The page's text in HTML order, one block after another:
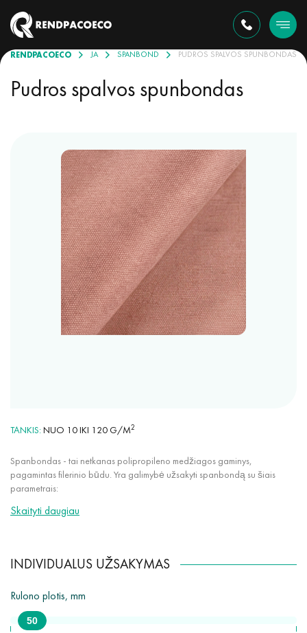
RENDPACOECOPRODUKCIJA SPANBOND PUDROS SPALVOS SPUNBONDAS
Pudros spalvos spunbondas
TANKIS NUO 10 IKI 120 G/M2
Spanbondas - tai netkanas polipropileno medžiagos gaminys,
pagamintas filerinio būdu. Yra galimybė užsakyti spanbondą su šiais
parametrais:
bet kokia spalva iš mūsų paletės (daugiau nei 30 spalvų);
audinio plotis nuo 50 mm iki 3200 mm;
Papildomai yra galimybė individualiai pjaustyti audinį nuo 50 mm iki 3200
mm.
Skaityti daugiau
INDIVIDUALUS UŽSAKYMAS
Rulono plotis, mm
50